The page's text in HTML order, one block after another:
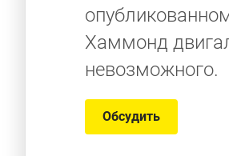
Хаммонд
невозможного.
Обсудить